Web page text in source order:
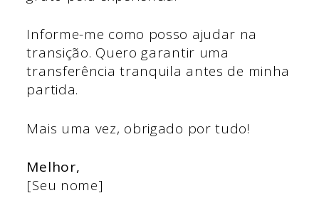
Informe-me como posso ajudar na
transição. Quero garantir uma
transferência tranquila antes de minha
partida.
Mais uma vez, obrigado por tudo!
Melhor,
[Seu nome]